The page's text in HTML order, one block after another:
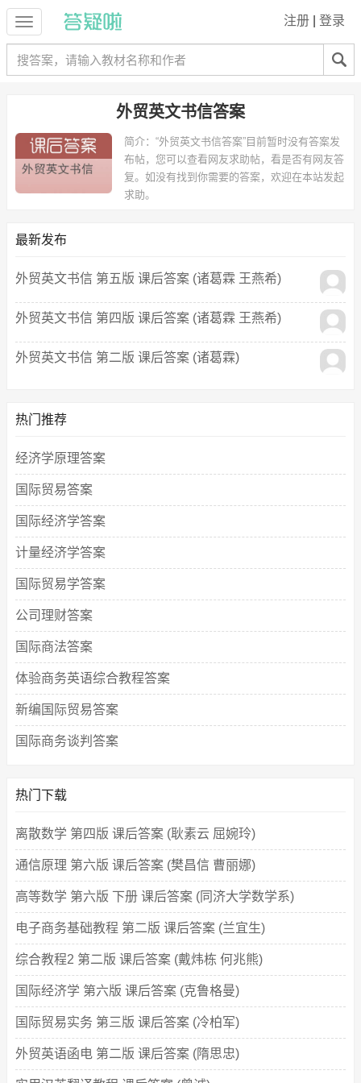
注册 登录
外贸英文书信答案
简介： “外贸英文书信答案”目前暂时没有答案发
布帖，您可以查看网友求助帖，看是否有网友答
复。如没有找到你需要的答案，欢迎在本站发起
求助。
最新发布
外贸英文书信 第五版 课后答案 (诸葛霖 王燕希)
外贸英文书信 第四版 课后答案 (诸葛霖 王燕希)
外贸英文书信 第二版 课后答案 (诸葛霖)
热门推荐
经济学原理答案
国际贸易答案
国际经济学答案
计量经济学答案
国际贸易学答案
公司理财答案
国际商法答案
体验商务英语综合教程答案
新编国际贸易答案
国际商务谈判答案
热门下载
离散数学 第四版 课后答案 (耿素云 屈婉玲)
通信原理 第六版 课后答案 (樊昌信 曹丽娜)
高等数学 第六版 下册 课后答案 (同济大学数学系)
电子商务基础教程 第二版 课后答案 (兰宜生)
综合教程2 第二版 课后答案 (戴炜栋 何兆熊)
国际经济学 第六版 课后答案 (克鲁格曼)
国际贸易实务 第三版 课后答案 (冷柏军)
外贸英语函电 第二版 课后答案 (隋思忠)